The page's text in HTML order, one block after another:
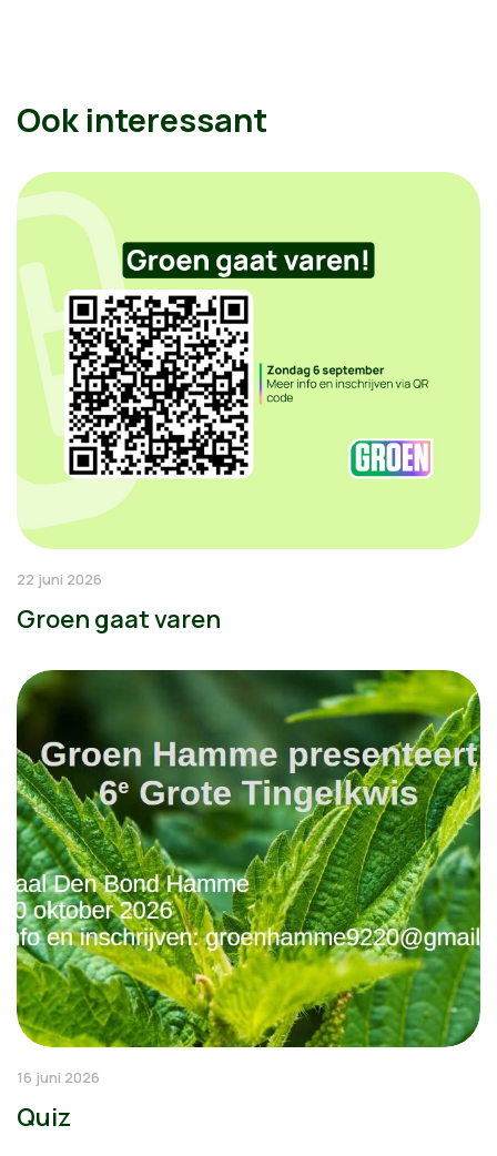
Ook interessant
22 juni 2026
Groen gaat varen
16 juni 2026
Quiz